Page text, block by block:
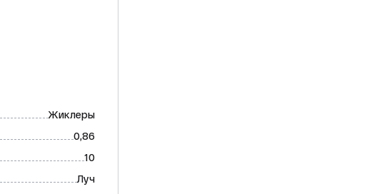
Жиклеры
0,86
10
Луч